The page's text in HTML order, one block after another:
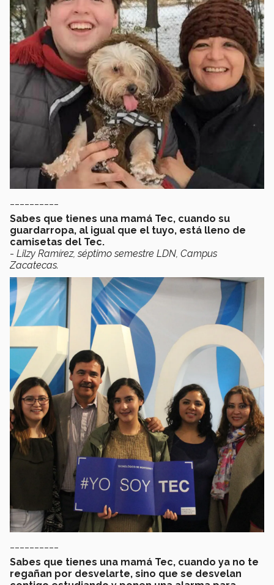
Sabes que tienes una mamá Tec, cuando su
guardarropa, al igual que el tuyo, está lleno de
camisetas del Tec.
- Lilzy Ramírez, séptimo semestre LDN, Campus
Zacatecas.
Sabes que tienes una mamá Tec, cuando ya no te
regañan por desvelarte, sino que se desvelan